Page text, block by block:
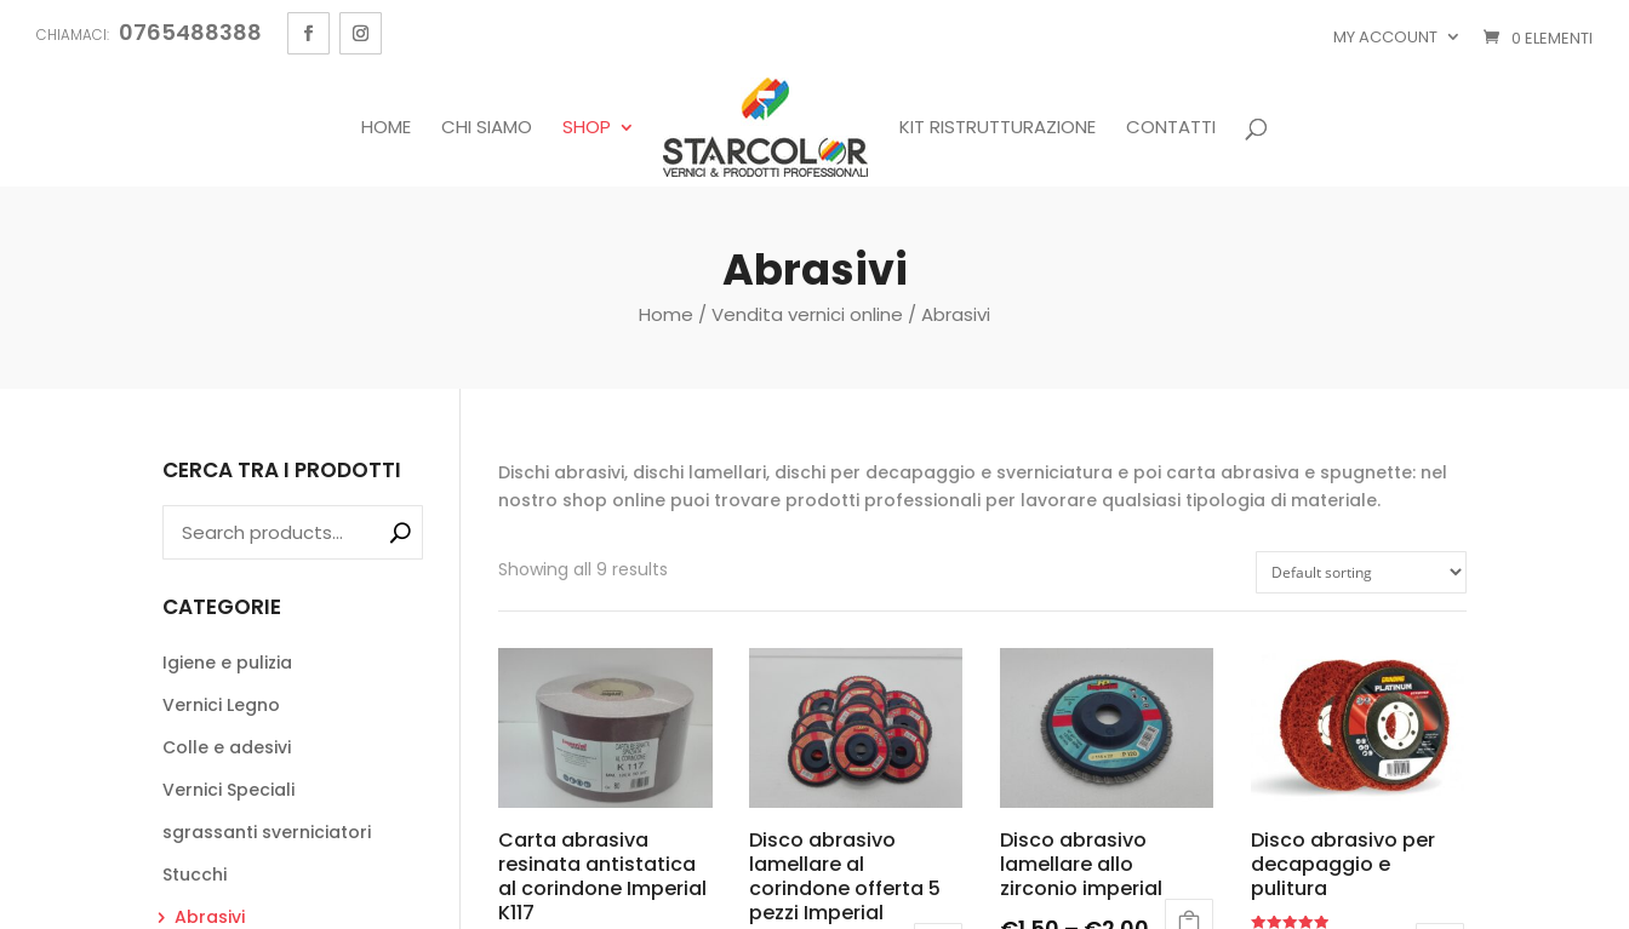
CHIAMACI: 0765488388 MY ACCOUNT 0 ELEMENTI
HOME CHI SIAMO SHOP KIT RISTRUTTURAZIONE CONTATTI
Abrasivi
Home / Vendita vernici online / Abrasivi
Dischi abrasivi, dischi lamellari, dischi per decapaggio e sverniciatura e poi carta abrasiva e spugnette: nel
nostro shop online puoi trovare prodotti professionali per lavorare qualsiasi tipologia di materiale.
Showing all 9 results
Carta abrasiva
resinata antistatica
al corindone Imperial
K117
Disco abrasivo
lamellare al
corindone offerta 5
pezzi Imperial
Disco abrasivo
lamellare allo
zirconio imperial
Disco abrasivo per
decapaggio e
pulitura
CERCA TRA I PRODOTTI
CATEGORIE
Igiene e pulizia
Vernici Legno
Colle e adesivi
Vernici Speciali
sgrassanti sverniciatori
Stucchi
Abrasivi